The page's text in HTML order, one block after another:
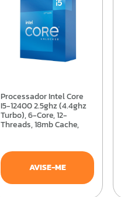
Processador Intel Core
I5-12400 2.5ghz (4.4ghz
Turbo), 6-Core, 12-
Threads, 18mb Cache,
AVISE-ME